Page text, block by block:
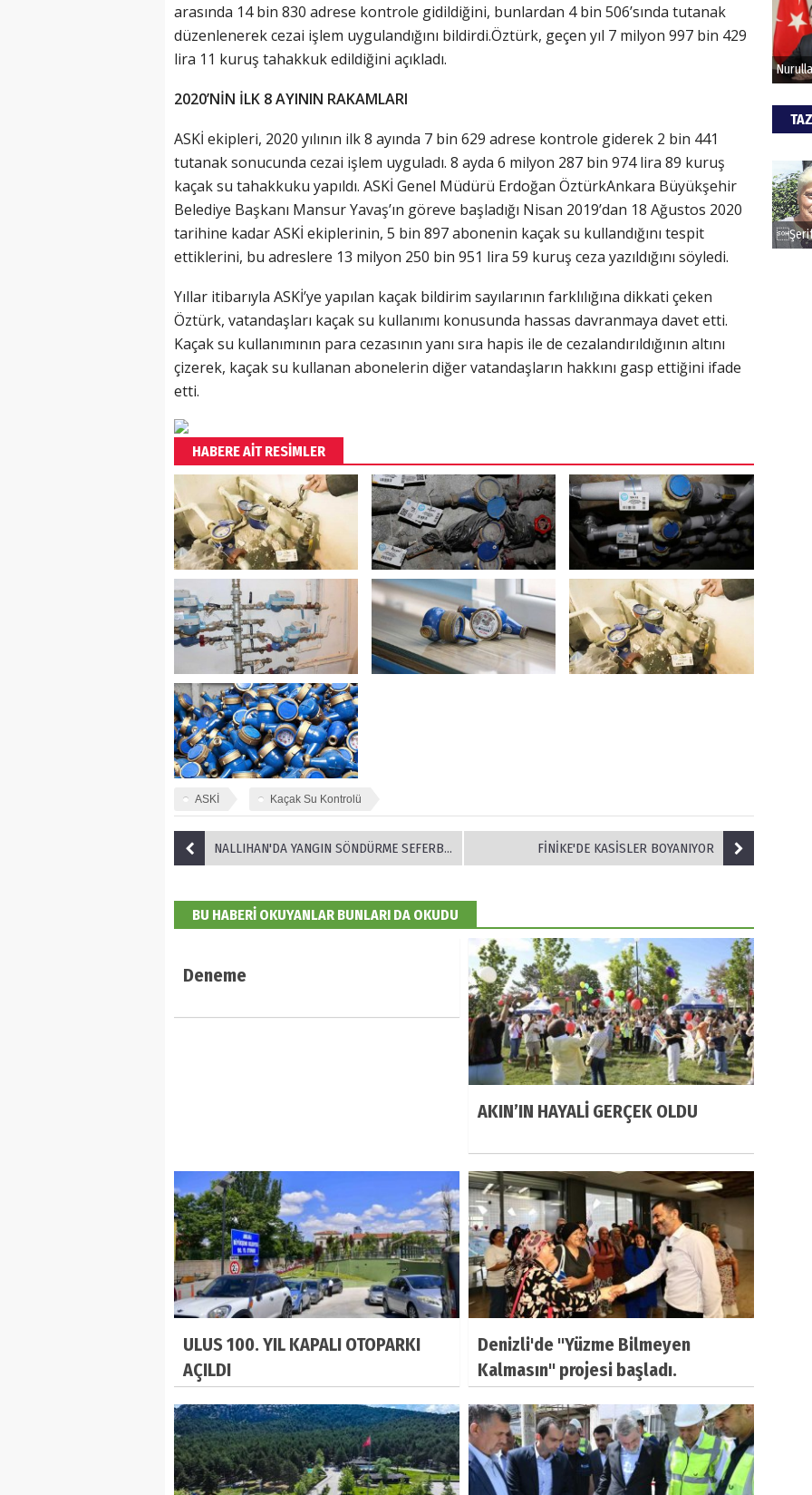
arasında 14 bin 830 adrese kontrole gidildiğini, bunlardan 4 bin 506’sında tutanak
düzenlenerek cezai işlem uygulandığını bildirdi.Öztürk, geçen yıl 7 milyon 997 bin 429
lira 11 kuruş tahakkuk edildiğini açıkladı.
2020’NİN İLK 8 AYININ RAKAMLARI
ASKİ ekipleri, 2020 yılının ilk 8 ayında 7 bin 629 adrese kontrole giderek 2 bin 441
tutanak sonucunda cezai işlem uyguladı. 8 ayda 6 milyon 287 bin 974 lira 89 kuruş
kaçak su tahakkuku yapıldı. ASKİ Genel Müdürü Erdoğan ÖztürkAnkara Büyükşehir
Belediye Başkanı Mansur Yavaş’ın göreve başladığı Nisan 2019’dan 18 Ağustos 2020
tarihine kadar ASKİ ekiplerinin, 5 bin 897 abonenin kaçak su kullandığını tespit
ettiklerini, bu adreslere 13 milyon 250 bin 951 lira 59 kuruş ceza yazıldığını söyledi.
Yıllar itibarıyla ASKİ’ye yapılan kaçak bildirim sayılarının farklılığına dikkati çeken
Öztürk, vatandaşları kaçak su kullanımı konusunda hassas davranmaya davet etti.
Kaçak su kullanımının para cezasının yanı sıra hapis ile de cezalandırıldığının altını
çizerek, kaçak su kullanan abonelerin diğer vatandaşların hakkını gasp ettiğini ifade
etti.
HABERE AİT RESİMLER
ASKİ Kaçak Su Kontrolü
NALLIHAN'DA YANGIN SÖNDÜRME SEFERBERLİĞİ FİNİKE'DE KASİSLER BOYANIYOR
BU HABERİ OKUYANLAR BUNLARI DA OKUDU
Deneme
AKIN’IN HAYALİ GERÇEK OLDU
ULUS 100. YIL KAPALI OTOPARKI
AÇILDI
Denizli'de "Yüzme Bilmeyen
Kalmasın" projesi başladı.